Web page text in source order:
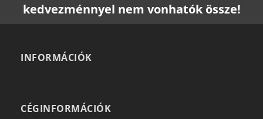
kedvezménnyel nem vonhatók össze!
INFORMÁCIÓK
CÉGINFORMÁCIÓK